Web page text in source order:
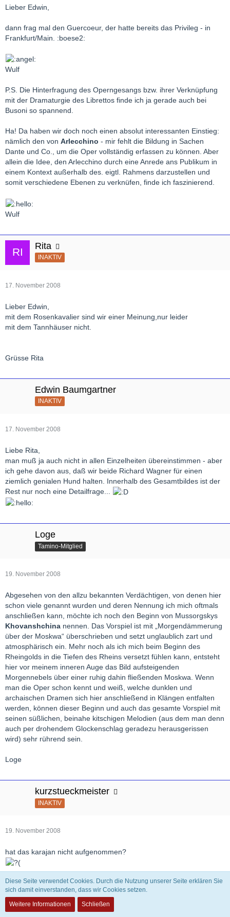
Lieber Edwin,
dann frag mal den Guercoeur, der hatte bereits das Privileg - in
Frankfurt/Main. :boese2:
Wulf
P.S. Die Hinterfragung des Operngesangs bzw. ihrer Verknüpfung
mit der Dramaturgie des Librettos finde ich ja gerade auch bei
Busoni so spannend.
Ha! Da haben wir doch noch einen absolut interessanten Einstieg:
nämlich den von Arlecchino - mir fehlt die Bildung in Sachen
Dante und Co., um die Oper vollständig erfassen zu können. Aber
allein die Idee, den Arlecchino durch eine Anrede ans Publikum in
einem Kontext außerhalb des. eigtl. Rahmens darzustellen und
somit verschiedene Ebenen zu verknüfen, finde ich faszinierend.
Wulf
Rita
INAKTIV
17. November 2008
Lieber Edwin,
mit dem Rosenkavalier sind wir einer Meinung,nur leider
mit dem Tannhäuser nicht.
Grüsse Rita
Edwin Baumgartner
INAKTIV
17. November 2008
Liebe Rita,
man muß ja auch nicht in allen Einzelheiten übereinstimmen - aber
ich gehe davon aus, daß wir beide Richard Wagner für einen
ziemlich genialen Hund halten. Innerhalb des Gesamtbildes ist der
Rest nur noch eine Detailfrage...
Loge
Tamino-Mitglied
19. November 2008
Abgesehen von den allzu bekannten Verdächtigen, von denen hier
schon viele genannt wurden und deren Nennung ich mich oftmals
anschließen kann, möchte ich noch den Beginn von Mussorgskys
Khovanshchina nennen. Das Vorspiel ist mit „Morgendämmerung
über der Moskwa“ überschrieben und setzt unglaublich zart und
atmosphärisch ein. Mehr noch als ich mich beim Beginn des
Rheingolds in die Tiefen des Rheins versetzt fühlen kann, entsteht
hier vor meinem inneren Auge das Bild aufsteigenden
Morgennebels über einer ruhig dahin fließenden Moskwa. Wenn
man die Oper schon kennt und weiß, welche dunklen und
archaischen Dramen sich hier anschließend in Klängen entfalten
werden, können dieser Beginn und auch das gesamte Vorspiel mit
seinen süßlichen, beinahe kitschigen Melodien (aus dem man denn
auch per drohendem Glockenschlag geradezu herausgerissen
wird) sehr rührend sein.
Loge
kurzstueckmeister
INAKTIV
19. November 2008
hat das karajan nicht aufgenommen?
Diese Seite verwendet Cookies. Durch die Nutzung unserer Seite erklären Sie
sich damit einverstanden, dass wir Cookies setzen.
Weitere Informationen
Schließen